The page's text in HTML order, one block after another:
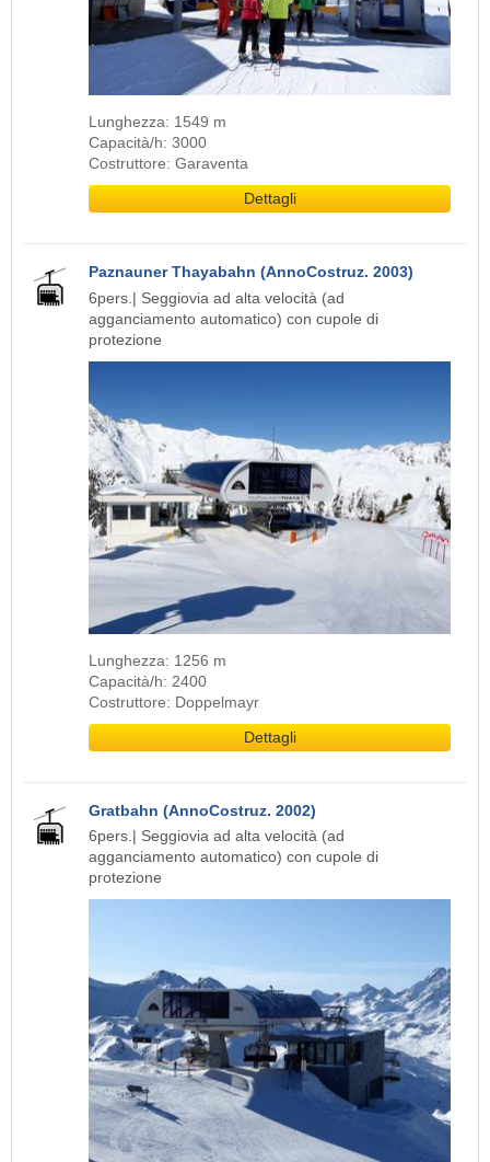
Lunghezza: 1549 m
Capacità/h: 3000
Costruttore: Garaventa
Dettagli
Paznauner Thayabahn (AnnoCostruz. 2003)
6pers.| Seggiovia ad alta velocità (ad
agganciamento automatico) con cupole di
protezione
Lunghezza: 1256 m
Capacità/h: 2400
Costruttore: Doppelmayr
Dettagli
Gratbahn (AnnoCostruz. 2002)
6pers.| Seggiovia ad alta velocità (ad
agganciamento automatico) con cupole di
protezione